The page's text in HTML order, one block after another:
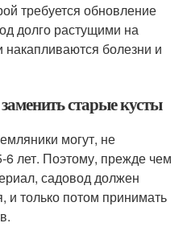
требуется обновление
долго растущими на
болезни и
старые кусты
могут, не
лет. Поэтому, прежде чем
садовод должен
и только потом принимать